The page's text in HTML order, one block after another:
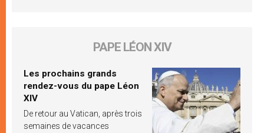
PAPE LÉON XIV
Les prochains grands
rendez-vous du pape Léon
XIV
De retour au Vatican, après trois
semaines de vacances